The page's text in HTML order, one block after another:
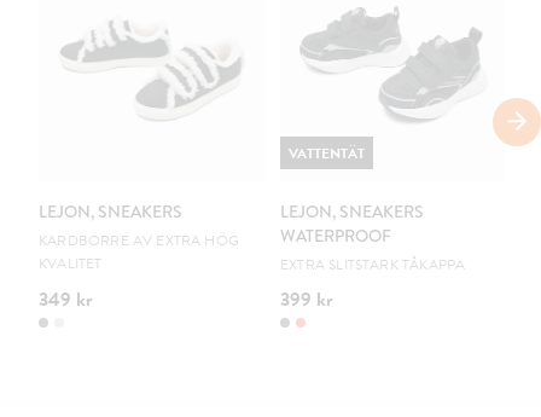
LEJON, SNEAKERS
KARDBORRE AV EXTRA HÖG
KVALITET
349 kr
LEJON, SNEAKERS
WATERPROOF
EXTRA SLITSTARK TÅKAPPA
399 kr
VATTENTÄT